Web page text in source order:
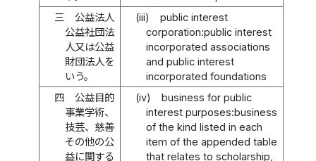
三
公益法人
公益社団法
人又は公益
財団法人を
いう。
(iii)
public interest
corporation:public interest
incorporated associations
and public interest
incorporated foundations
四
公益目的
事業学術、
技芸、慈善
その他の公
益に関する
(iv)
business for public
interest purposes:business
of the kind listed in each
item of the appended table
that relates to scholarship,